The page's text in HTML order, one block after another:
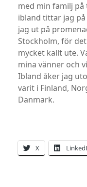
med min familj på
ibland tittar jag
jag ut på
Stockholm, för
mycket kallt ute.
mina vänner och
Ibland åker jag
varit i Finland,
Danmark.
X